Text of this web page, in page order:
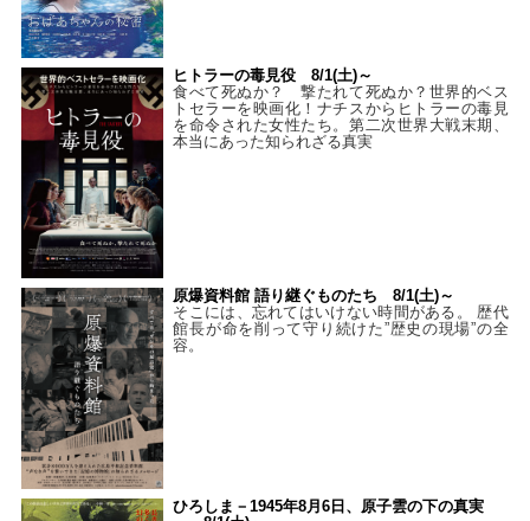
ヒトラーの毒見役 8/1(土)～
食べて死ぬか？ 撃たれて死ぬか？世界的ベス
トセラーを映画化！ナチスからヒトラーの毒見
を命令された女性たち。第二次世界大戦末期、
本当にあった知られざる真実
原爆資料館 語り継ぐものたち 8/1(土)～
そこには、忘れてはいけない時間がある。 歴代
館長が命を削って守り続けた”歴史の現場”の全
容。
ひろしま－1945年8月6日、原子雲の下の真実